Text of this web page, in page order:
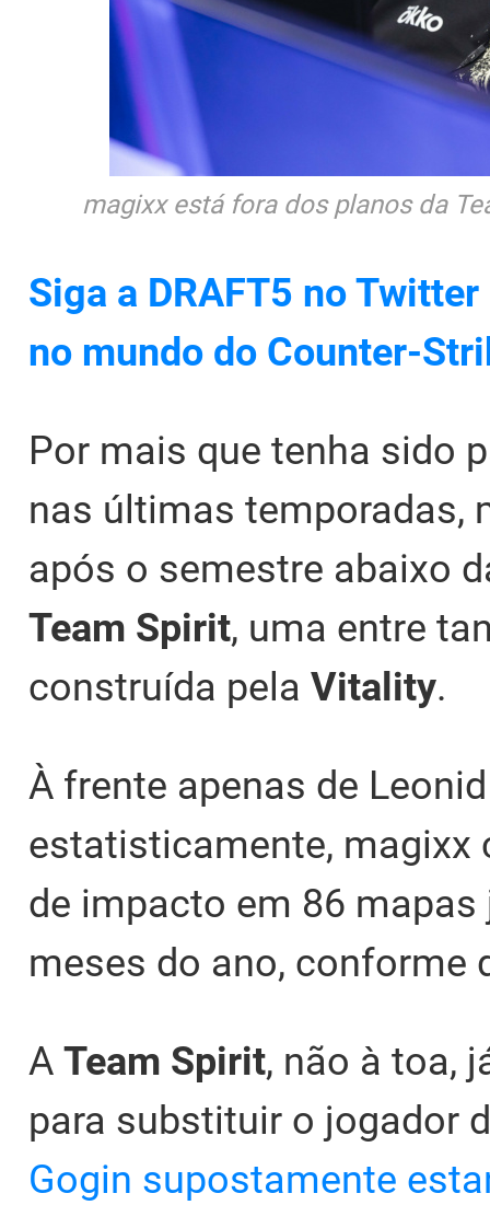
magixx está fora dos planos da
Siga a DRAFT5 no
no mundo do Counter-
Por mais que tenha sido
nas últimas temporadas,
após o semestre abaixo
Team Spirit, uma entre
construída pela Vitality.
À frente apenas de
estatisticamente, magixx
de impacto em 86
meses do ano, conforme
A Team Spirit, não à toa,
para substituir o jogador
Gogin supostamente